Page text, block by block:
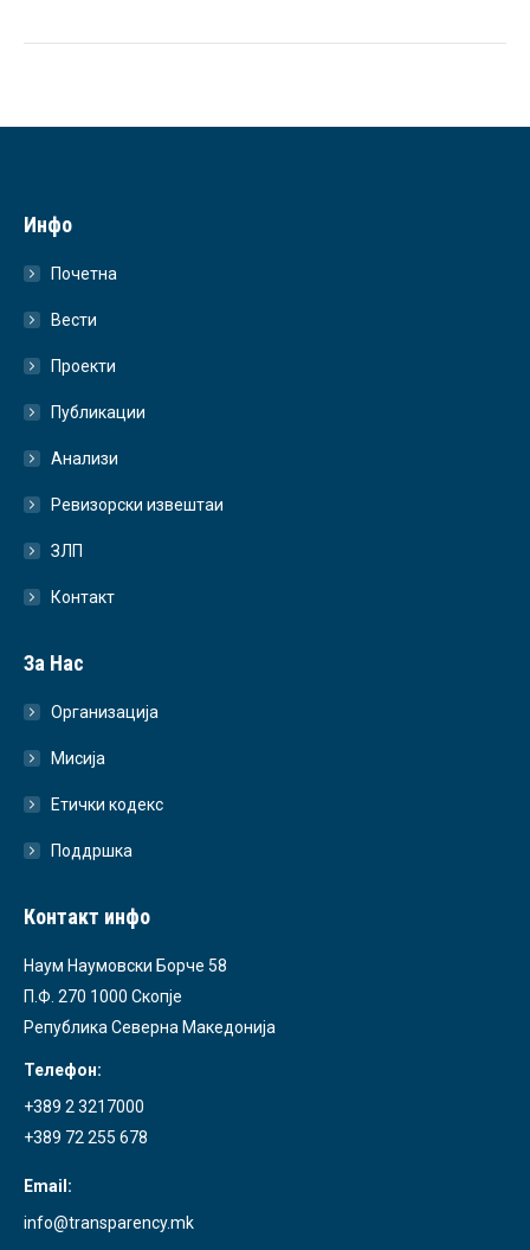
Инфо
Почетна
Вести
Проекти
Публикации
Анализи
Ревизорски извештаи
ЗЛП
Контакт
За Нас
Организација
Мисија
Етички кодекс
Поддршка
Контакт инфо
Наум Наумовски Борче 58
П.Ф. 270 1000 Скопје
Република Северна Македонија
Телефон:
+389 2 3217000
+389 72 255 678
Email:
info@transparency.mk